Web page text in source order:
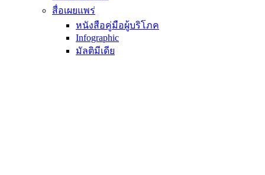
สื่อเผยแพร่
หนังสือคู่มือผู้บริโภค
Infographic
มัลติมีเดีย